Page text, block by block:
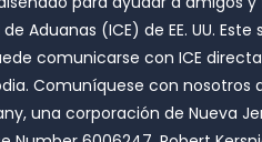
Aduanas (ICE) de EE. UU.
comunicarse con ICE
Comuníquese con
corporación de Nueva